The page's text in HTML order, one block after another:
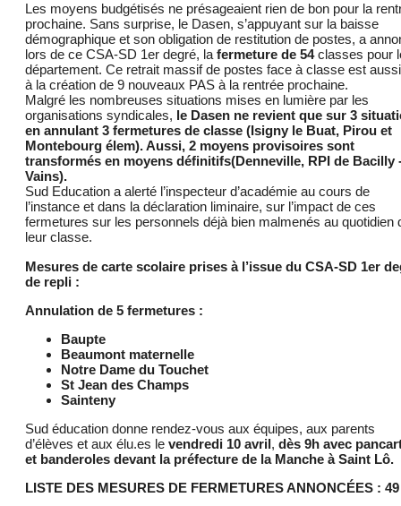
Les moyens budgétisés ne présageaient rien de bon pour la
prochaine. Sans surprise, le Dasen, s’appuyant sur la baisse
démographique et son obligation de restitution de postes, a
lors de ce CSA-SD 1er degré, la fermeture de 54classes pour
département. Ce retrait massif de postes face à classe est
à la création de 9 nouveaux PAS à la rentrée prochaine.
Malgré les nombreuses situations mises en lumière par les
organisations syndicales, le Dasen ne revient que sur 3
en annulant 3 fermetures de classe (Isigny le Buat, Pirou et
Montebourg élem). Aussi, 2 moyens provisoires sont
transformés en moyens définitifs(Denneville, RPI de Bacilly
Vains).
Sud Education a alerté l’inspecteur d’académie au cours de
l’instance et dans la déclaration liminaire, sur l’impact de ces
fermetures sur les personnels déjà bien malmenés au quotidien
leur classe.
Mesures de carte scolaire prises à l’issue du CSA-SD 1er
de repli :
Annulation de 5 fermetures :
Baupte
Beaumont maternelle
Notre Dame du Touchet
St Jean des Champs
Sainteny
Sud éducation donne rendez-vous aux équipes, aux parents
d’élèves et aux élu.es le vendredi 10 avril, dès 9h avec
et banderoles devant la préfecture de la Manche à Saint Lô.
LISTE DES MESURES DE FERMETURES ANNONCÉES : 49